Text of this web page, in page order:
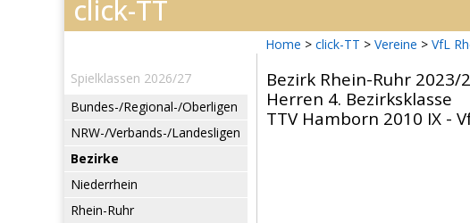
Home > click-TT > Vereine > VfL
Spielklassen 2026/27
Bundes-/Regional-/Oberligen
NRW-/Verbands-/Landesligen
Bezirke
Niederrhein
Rhein-Ruhr
Bezirk Rhein-Ruhr 2023/
Herren 4. Bezirksklasse
TTV Hamborn 2010 IX -